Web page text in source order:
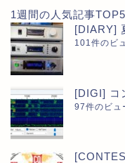
1週間の人気記事TOP5
[DIARY]
101件のビ
[DIGI] コ
97件のビュ